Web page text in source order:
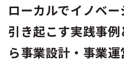
ローカルでイノベ
引き起こす実践事
ら事業設計・事業